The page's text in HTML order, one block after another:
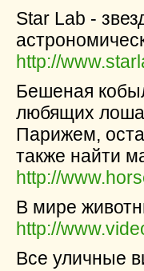
Star Lab -
http://
Бешеная
любящих
Парижем,
также найти
http://
В мире
http://
Все уличные